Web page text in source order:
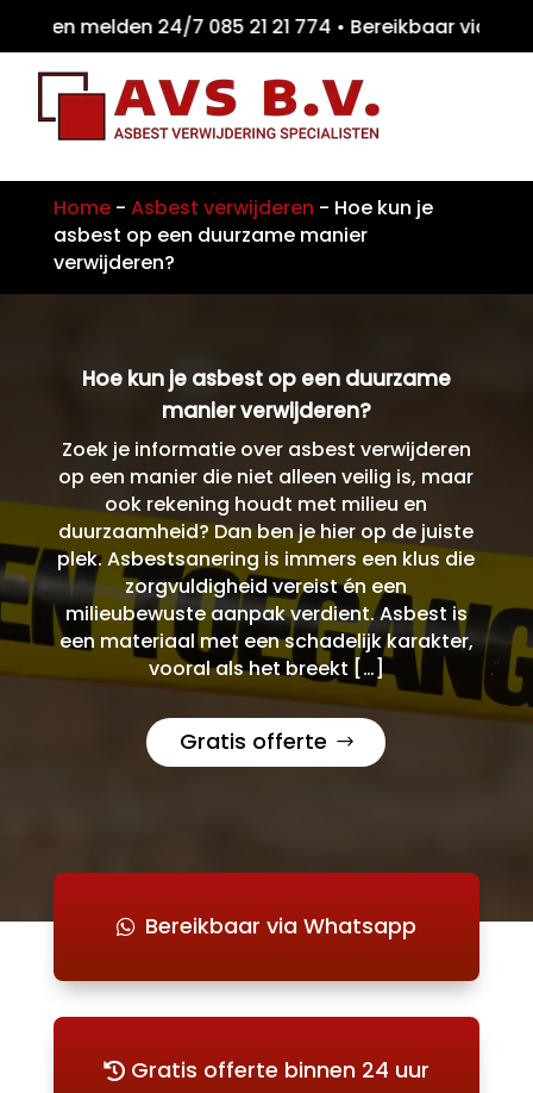
melden 24/7 085 21 21 774 •
Home- Asbest verwijderen - Hoe kun je
asbest op een duurzame manier
verwijderen?
Hoe kun je asbest op een duurzame
manier verwijderen?
Zoek je informatie over asbest verwijderen
op een manier die niet alleen veilig is, maar
ook rekening houdt met milieu en
duurzaamheid? Dan ben je hier op de juiste
plek. Asbestsanering is immers een klus die
zorgvuldigheid vereist én een
milieubewuste aanpak verdient. Asbest is
een materiaal met een schadelijk karakter,
vooral als het breekt […]
Gratis offerte
Bereikbaar via Whatsapp
Gratis offerte binnen 24 uur